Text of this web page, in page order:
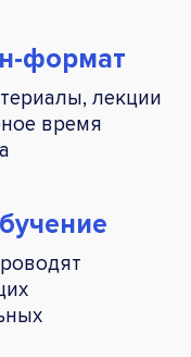
формат
лекции
время